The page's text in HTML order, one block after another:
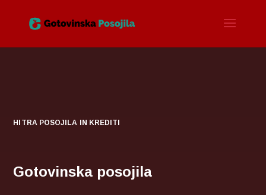
HITRA POSOJILA IN KREDITI
Gotovinska posojila